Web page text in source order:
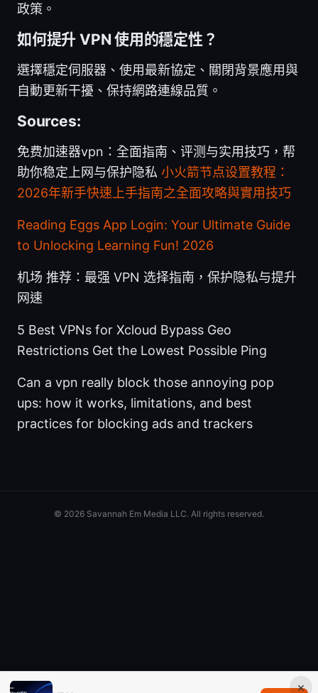
政策。
如何提升 VPN 使用的穩定性？
選擇穩定伺服器、使用最新協定、關閉背景應用與
自動更新干擾、保持網路連線品質。
Sources:
免费加速器vpn：全面指南、评测与实用技巧，帮
助你稳定上网与保护隐私 小火箭节点设置教程：
2026年新手快速上手指南之全面攻略與實用技巧
Reading Eggs App Login: Your Ultimate Guide
to Unlocking Learning Fun! 2026
机场 推荐：最强 VPN 选择指南，保护隐私与提升
网速
5 Best VPNs for Xcloud Bypass Geo
Restrictions Get the Lowest Possible Ping
Can a vpn really block those annoying pop
ups: how it works, limitations, and best
practices for blocking ads and trackers
×
© 2026 Savannah Em Media LLC. All rights reserved.